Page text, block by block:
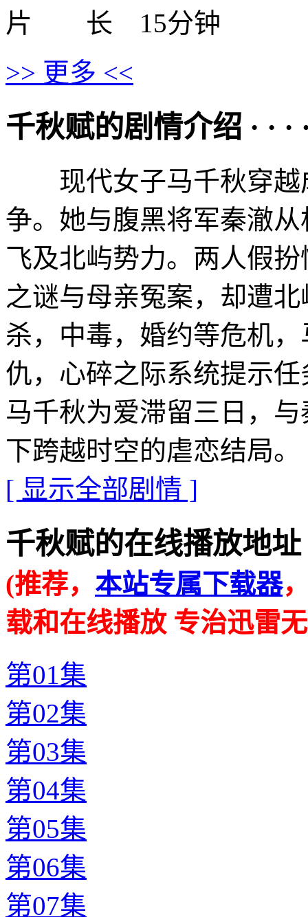
片 长 15分钟
>> 更多 <<
千秋赋的剧情介绍 · · ·
现代女子马千秋穿越
争。她与腹黑将军秦澈
飞及北屿势力。两人假
之谜与母亲冤案，却遭
杀，中毒，婚约等危机
仇，心碎之际系统提示
马千秋为爱滞留三日，
下跨越时空的虐恋结局。
[ 显示全部剧情 ]
千秋赋的在线播放地址 ·
(推荐， 本站专属下载器
载和在线播放 专治迅雷
第01集
第02集
第03集
第04集
第05集
第06集
第07集